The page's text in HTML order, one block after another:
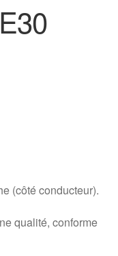
(côté conducteur).
qualité, conforme